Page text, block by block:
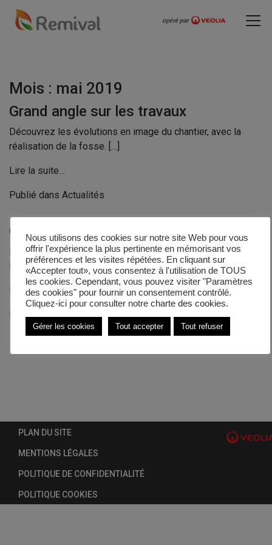
Mois : mai 2019
Grand angle sur les travaux
Découvrez les évolutions en image du chantier, avec la
réalisation de la fosse. […]
Lire la suite…
Publié dans Actualités
Grand angle sur les travaux
Découvrez les évolutions en image du chantier, lors de
l’étape de préparation du terrain. […]
Lire la suite…
Publié dansActualités
PLAN DU SITE
MENTIONS LÉGALES
POLITIQUE DE CONFIDENTIALITÉ
POLITIQUE COOKIES
Nous utilisons des cookies sur notre site Web pour vous
offrir l'expérience la plus pertinente en mémorisant vos
préférences et les visites répétées. En cliquant sur
«Accepter tout», vous consentez à l'utilisation de TOUS
les cookies. Cependant, vous pouvez visiter "Paramètres
des cookies" pour fournir un consentement contrôlé.
Cliquez-ici pour consulter notre charte des cookies.
Gérer les cookies Tout accepter Tout refuser